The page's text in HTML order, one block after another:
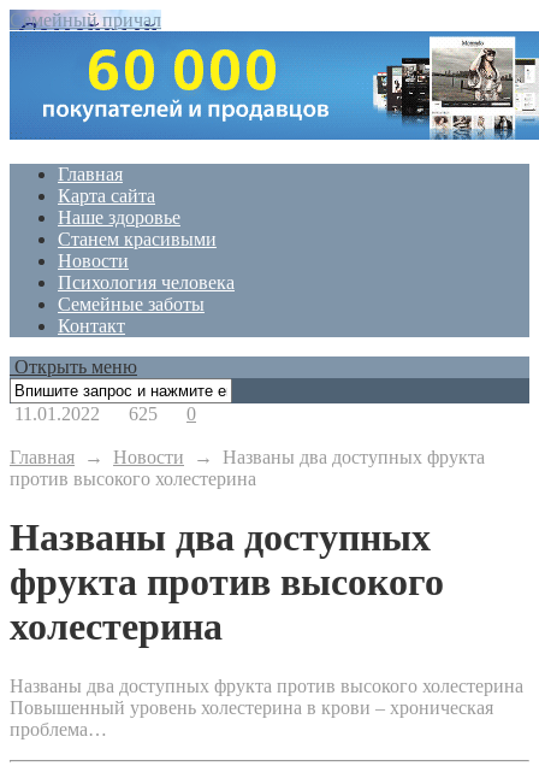
Семейный причал
Главная
Карта сайта
Наше здоровье
Станем красивыми
Новости
Психология человека
Семейные заботы
Контакт
Открыть меню
11.01.2022 625 0
Главная → Новости → Названы два доступных фрукта
против высокого холестерина
Названы два доступных
фрукта против высокого
холестерина
Названы два доступных фрукта против высокого холестерина
Повышенный уровень холестерина в крови – хроническая
проблема…